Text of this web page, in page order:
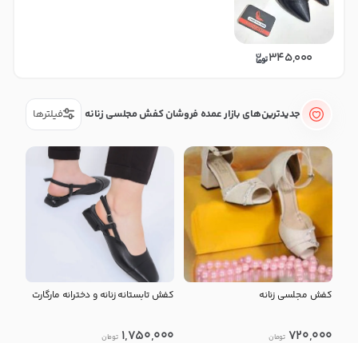
345,000
جدیدترین‌های بازار عمده فروشان کفش مجلسی زنانه فیلترها
کفش مجلسی زنانه
720,000 تومان
کفش تابستانه زنانه و دخترانه مارگارت
1,750,000 تومان